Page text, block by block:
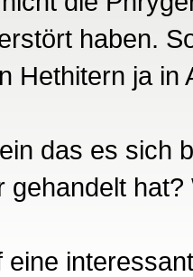
haben.
Hethitern ja in
das es sich
gehandelt
eine